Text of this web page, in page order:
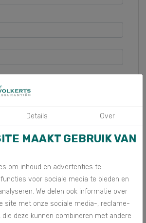
Details Over
MAAKT GEBRUIK VAN
om inhoud en advertenties te
voor sociale media te bieden en
We delen ook informatie over
site met onze sociale media-, reclame-
deze kunnen combineren met andere